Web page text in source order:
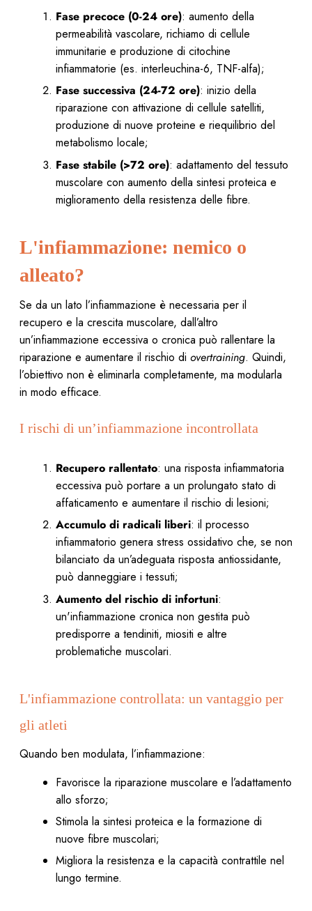
Fase precoce (0-24 ore): aumento della
permeabilità vascolare, richiamo di cellule
immunitarie e produzione di citochine
infiammatorie (es. interleuchina-6, TNF-alfa);
Fase successiva (24-72 ore): inizio della
riparazione con attivazione di cellule satelliti,
produzione di nuove proteine e riequilibrio del
metabolismo locale;
Fase stabile (>72 ore): adattamento del tessuto
muscolare con aumento della sintesi proteica e
miglioramento della resistenza delle fibre.
L'infiammazione: nemico o
alleato?
Se da un lato l’infiammazione è necessaria per il
recupero e la crescita muscolare, dall’altro
un’infiammazione eccessiva o cronica può rallentare la
riparazione e aumentare il rischio di overtraining. Quindi,
l’obiettivo non è eliminarla completamente, ma modularla
in modo efficace.
I rischi di un’infiammazione incontrollata
Recupero rallentato: una risposta infiammatoria
eccessiva può portare a un prolungato stato di
affaticamento e aumentare il rischio di lesioni;
Accumulo di radicali liberi: il processo
infiammatorio genera stress ossidativo che, se non
bilanciato da un’adeguata risposta antiossidante,
può danneggiare i tessuti;
Aumento del rischio di infortuni:
un'infiammazione cronica non gestita può
predisporre a tendiniti, miositi e altre
problematiche muscolari.
L'infiammazione controllata: un vantaggio per
gli atleti
Quando ben modulata, l’infiammazione:
Favorisce la riparazione muscolare e l’adattamento
allo sforzo;
Stimola la sintesi proteica e la formazione di
nuove fibre muscolari;
Migliora la resistenza e la capacità contrattile nel
lungo termine.